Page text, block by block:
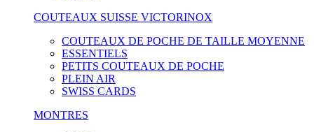
COUTEAUX SUISSE VICTORINOX
COUTEAUX DE POCHE DE TAILLE MOYENNE
ESSENTIELS
PETITS COUTEAUX DE POCHE
PLEIN AIR
SWISS CARDS
MONTRES